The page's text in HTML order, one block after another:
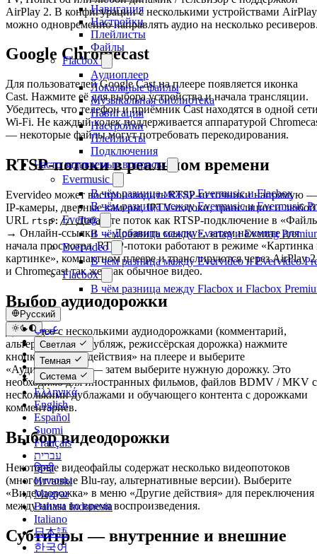
Навигация
Настройки
Плейлисты
Файлы
Flacbox
Аудиоплеер
Локальные файлы
Музыкальная библиотека
Навигация
Настройки
Плейлисты
Подключения
Часто задаваемые вопросы
Evermusic
В чём разница между Evermusic и Flacbox
В чём разница между Evermusic и Evermusic
Evertag
В чём разница между Evertag и Evertag
Evervideo
В чём разница между Evervideo и Evervideo
Flacbox
В чём разница между Flacbox и Flacbox
Русский
عربي
Català
Čeština
Dansk
Deutsch
Ελληνικά
English
Español
Suomi
Français
עברית
हिन्दी
Hrvatski
Magyar
Bahasa Indonesia
Italiano
日本語
한국어
Светлая
Темная
Система
AirPlay 2. В конфигурации с несколькими устройствами AirPlay
можно одновременно направлять аудио на несколько
Google Chromecast
Для пользователей Google Cast на плеере появляется иконка
Cast. Нажмите её для выбора устройства и начала трансляции.
Убедитесь, что телефон и приёмник Cast находятся в одной
Wi-Fi. Не каждый кодек поддерживается аппаратурой
— некоторые файлы могут потребовать перекодирования.
RTSP-потоки в реальном времени
Evervideo может воспроизводить RTSP-источники напрямую —
IP-камеры, дверные камеры, IPTV-потоки, трансляции и любой
URL rtsp://. Добавьте поток как RTSP-подключение в
→ Онлайн-ссылки → Добавить ссылку», затем нажмите для
начала просмотра. RTSP-потоки работают в режиме «Картинка
картинке», компактном плеере и транслируются через AirPlay 2
и Chromecast так же, как обычное видео.
Выбор аудиодорожки
Для видео с несколькими аудиодорожками (комментарий,
альтернативный дубляж, режиссёрская дорожка) нажмите
кнопку «Другие действия» на плеере и выберите
«Аудиодорожка» — затем выберите нужную дорожку. Это
необходимо для иностранных фильмов, файлов BDMV / MKV с
несколькими дублажами и обучающего контента с дорожками
комментариев.
Выбор видеодорожки
Некоторые видеофайлы содержат несколько видеопотоков
(многоугловые Blu-ray, альтернативные версии). Выберите
«Видеодорожка» в меню «Другие действия» для переключения
между ними во время воспроизведения.
Субтитры — внутренние и внешние